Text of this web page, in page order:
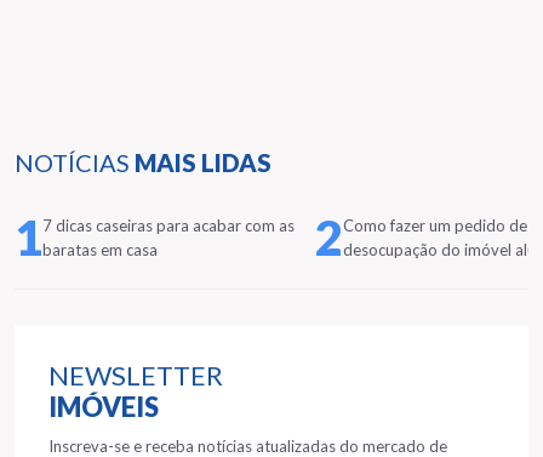
NOTÍCIAS MAIS LIDAS
17 dicas caseiras para acabar com as
baratas em casa
2Como fazer um pedido de
desocupação do imóvel
NEWSLETTER
IMÓVEIS
Inscreva-se e receba notícias atualizadas do mercado de